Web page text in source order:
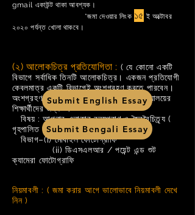
gmail একাউন্ট থাকা আবশ্যক।
*জমা দেওয়ার লিংক ১৫ ই অক্টোবর
২০২০ পর্যন্ত খোলা থাকবে ।
(২) আলোকচিত্র প্রতিযোগিতা : ( যে কোনো একটি
বিভাগে সর্বাধিক তিনটি আলোকচিত্র। একজন প্রতিযোগী
কেবলমাত্র একটি বিভাগেই অংশগ্রহণ করতে পারবেন।
অংশগ্রহণ শুধুমাত্র দশম শ্রেণী থেকে বিশ্ববিদ্যালয়ের
শিক্ষার্থীদের জন্য )
বিষয় : আপনার এলাকার বন্যপ্রাণ ও জৈববৈচিত্র্য (
গৃহপালিত জীববৈচিত্র্য ব্যতীত )
বিভাগ–(i) মোবাইল ফোটোগ্রাফি
(ii) ডিএসএলআর / পয়েন্ট এন্ড শুট
ক্যামেরা ফোটোগ্রাফি
নিয়মাবলী : ( জমা করার আগে ভালোভাবে নিয়মাবলী দেখে
নিন )
Submit English Essay
Submit Bengali Essay